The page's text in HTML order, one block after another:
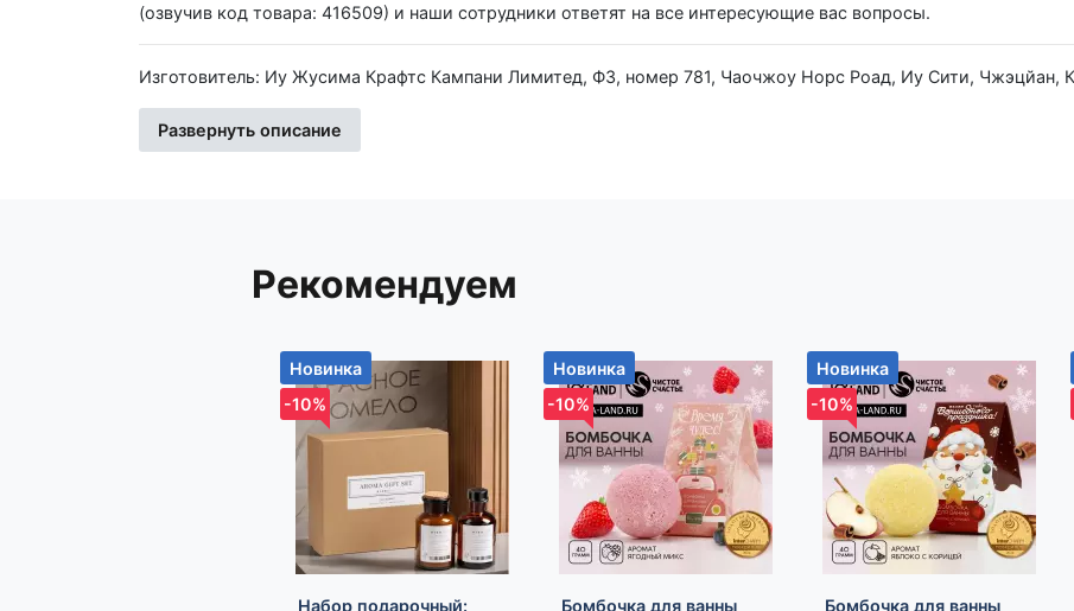
(озвучив код товара: 416509) и наши сотрудники ответят на все интересующие вас вопросы.
Изготовитель: Иу Жусима Крафтс Кампани Лимитед, ФЗ, номер 781, Чаочжоу Норс Роад, Иу Сити, Чжэцйан, Китай
Новодворский с/с, дом 40, помещение 12а, р-н д. Большое Стиклево
Развернуть описание
Рекомендуем
Новинка
-10%
Набор подарочный:
Новинка
-10%
Бомбочка для ванны
Новинка
-10%
Бомбочка для ванны